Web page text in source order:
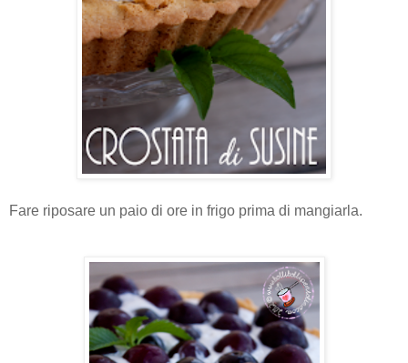
Fare riposare un paio di ore in frigo prima di mangiarla.